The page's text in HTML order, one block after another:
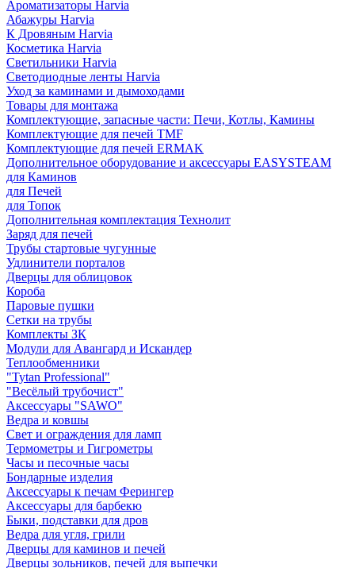
Ароматизаторы Harvia
Абажуры Harvia
К Дровяным Harvia
Косметика Harvia
Светильники Harvia
Светодиодные ленты Harvia
Уход за каминами и дымоходами
Товары для монтажа
Комплектующие, запасные части: Печи, Котлы, Камины
Комплектующие для печей TMF
Комплектующие для печей ERMAK
Дополнительное оборудование и аксессуары EASYSTEAM
для Каминов
для Печей
для Топок
Дополнительная комплектация Технолит
Заряд для печей
Трубы стартовые чугунные
Удлинители порталов
Дверцы для облицовок
Короба
Паровые пушки
Сетки на трубы
Комплекты ЗК
Модули для Авангард и Искандер
Теплообменники
"Tytan Professional"
"Весёлый трубочист"
Аксессуары "SAWO"
Ведра и ковшы
Свет и ограждения для ламп
Термометры и Гигрометры
Часы и песочные часы
Бондарные изделия
Аксессуары к печам Ферингер
Аксессуары для барбекю
Быки, подставки для дров
Ведра для угля, грили
Дверцы для каминов и печей
Дверцы зольников, печей для выпечки